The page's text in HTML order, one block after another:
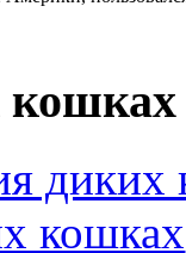
кошках
диких
кошках